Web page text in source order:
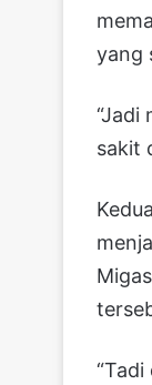
yang
“Jadi
sakit